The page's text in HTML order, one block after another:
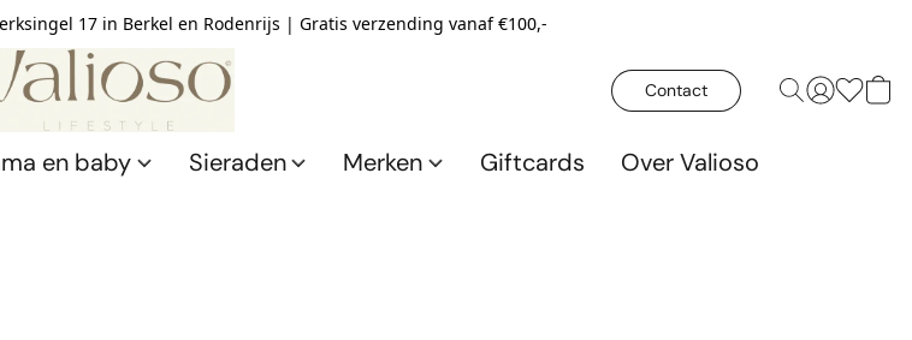
17 in Berkel en Rodenrijs | Gratis verzending vanaf €100,-
Contact
en baby Sieraden Merken Giftcards Over Valioso